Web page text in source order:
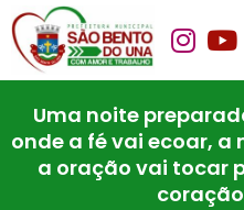
Uma noite
onde a fé vai ecoar,
a oração vai tocar